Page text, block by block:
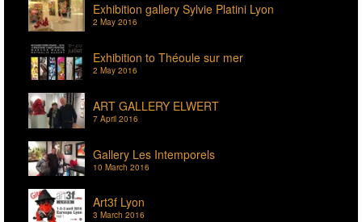
Exhibition gallery Sylvie Platini Lyon
2 May 2016
Exhibition to Théoule sur mer
2 May 2016
ART GALLERY ELWERT
7 April 2016
Gallery Les Intemporels
10 March 2016
Art3f Lyon
3 March 2016